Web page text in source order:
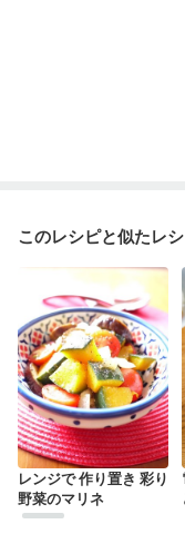
このレシピと似たレ
レンジで 作り置き 彩り
野菜のマリネ